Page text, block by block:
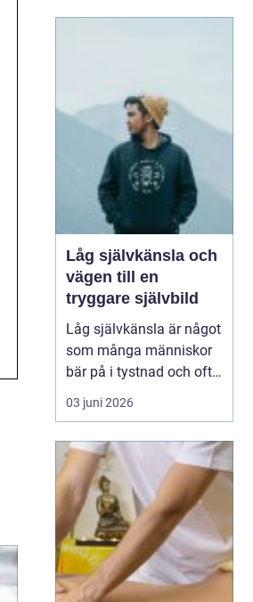
finns flera alternativ,
både i centrum och strax
Låg självkänsla och
vägen till en
tryggare självbild
Låg självkänsla är något
som många människor
bär på i tystnad och ofta
under lång tid. Många
upplever en inre känsla
eller skam, samtidigt
som ytan kanske ser
stabil och välfungerande
ut. Låg självkänsla
handlar inte bara om...
03 juni 2026